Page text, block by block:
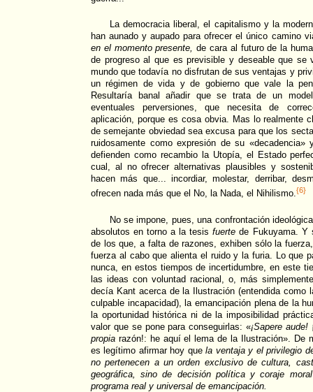
La democracia liberal, el capitalismo y la
han aunado y aupado para ofrecer el único camino
en el momento presente, de cara al futuro de la
de progreso al que es previsible y deseable que se
mundo que todavía no disfrutan de sus ventajas y
un régimen de vida y de gobierno que vale la
Resultaría banal añadir que se trata de un
eventuales perversiones, que necesita de
aplicación, porque es cosa obvia. Mas lo realmente
de semejante obviedad sea excusa para que los
ruidosamente como expresión de su «decadencia»
defienden como recambio la Utopía, el Estado
cual, al no ofrecer alternativas plausibles y
hacen más que... incordiar, molestar, derribar,
ofrecen nada más que el No, la Nada, el Nihilismo.{6}
No se impone, pues, una confrontación
absolutos en torno a la tesisfuerte de Fukuyama.
de los que, a falta de razones, exhiben sólo la
fuerza al cabo que alienta el ruido y la furia. Lo que
nunca, en estos tiempos de incertidumbre, en este
las ideas con voluntad racional, o, más
decía Kant acerca de la Ilustración (entendida como
culpable incapacidad), la emancipación plena de la
la oportunidad histórica ni de la imposibilidad
valor que se pone para conseguirlas: «¡Sapere aude!
propia razón!: he aquí el lema de la Ilustración». De
es legítimo afirmar hoy quela ventaja y el privilegio
no pertenecen a un orden exclusivo de cultura,
geográfica, sino de decisión política y coraje
programa real y universal de emancipación.